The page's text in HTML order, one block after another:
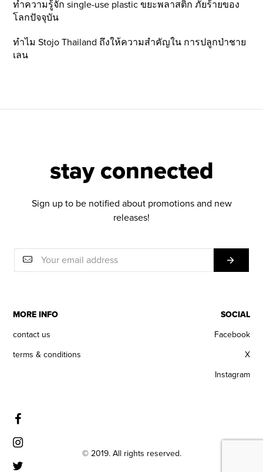
ทำความรู้จัก single-use plastic ขยะพลาสติก ภัยร้ายของ
โลกปัจจุบัน
ทำไม Stojo Thailand ถึงให้ความสำคัญใน การปลูกป่าชาย
เลน
stay connected
Sign up to be notified about promotions and new
releases!
MORE INFO
contact us
terms & conditions
SOCIAL
Facebook
X
Instagram
© 2019. All rights reserved.